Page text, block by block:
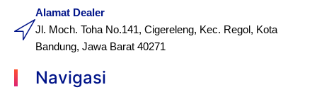
Alamat Dealer
Jl. Moch. Toha No.141, Cigereleng, Kec. Regol, Kota
Bandung, Jawa Barat 40271
Navigasi